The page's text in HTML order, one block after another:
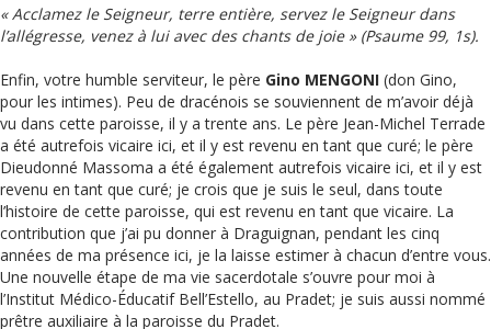
« Acclamez le Seigneur, terre entière, servez le Seigneur dans
l’allégresse, venez à lui avec des chants de joie » (Psaume 99, 1s).
Enfin, votre humble serviteur, le père Gino MENGONI (don Gino,
pour les intimes). Peu de dracénois se souviennent de m’avoir déjà
vu dans cette paroisse, il y a trente ans. Le père Jean-Michel Terrade
a été autrefois vicaire ici, et il y est revenu en tant que curé; le père
Dieudonné Massoma a été également autrefois vicaire ici, et il y est
revenu en tant que curé; je crois que je suis le seul, dans toute
l’histoire de cette paroisse, qui est revenu en tant que vicaire. La
contribution que j’ai pu donner à Draguignan, pendant les cinq
années de ma présence ici, je la laisse estimer à chacun d’entre vous.
Une nouvelle étape de ma vie sacerdotale s’ouvre pour moi à
l’Institut Médico-Éducatif Bell’Estello, au Pradet; je suis aussi nommé
prêtre auxiliaire à la paroisse du Pradet.